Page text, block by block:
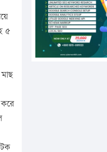
৫
১৬ মে চাঁদপুর ও ২৫
যাবেন প্রধানমন্ত্রী
উচ্চশিক্ষায়
স্কলারশিপে যুক্তরাষ্ট্রে